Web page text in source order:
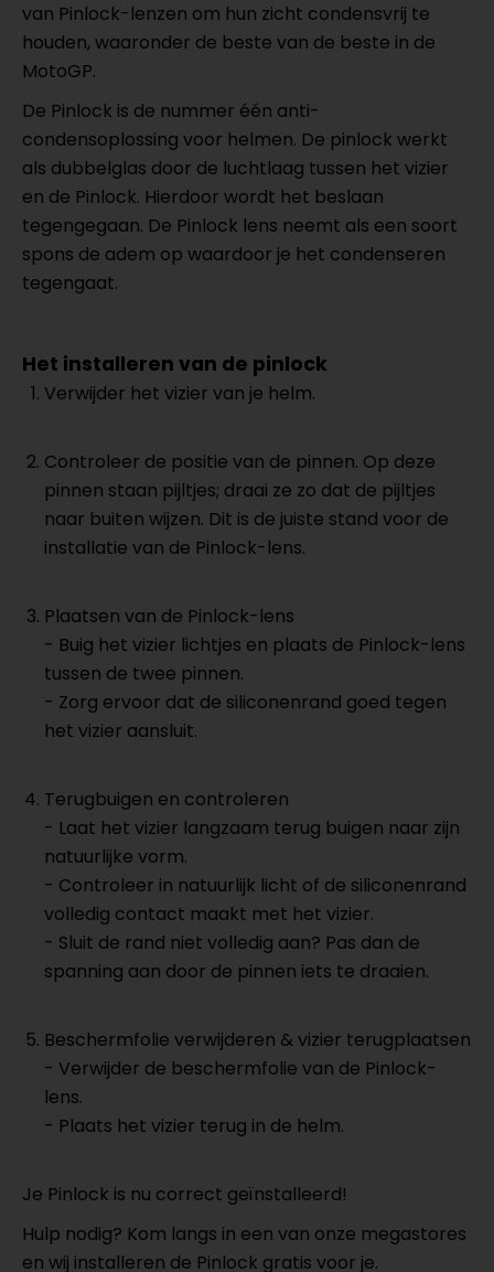
van Pinlock-lenzen om hun zicht condensvrij te
houden, waaronder de beste van de beste in de
MotoGP.
De Pinlock is de nummer één anti-
condensoplossing voor helmen. De pinlock werkt
als dubbelglas door de luchtlaag tussen het vizier
en de Pinlock. Hierdoor wordt het beslaan
tegengegaan. De Pinlock lens neemt als een soort
spons de adem op waardoor je het condenseren
tegengaat.
Het installeren van de pinlock
Verwijder het vizier van je helm.
Controleer de positie van de pinnen. Op deze
pinnen staan pijltjes; draai ze zo dat de pijltjes
naar buiten wijzen. Dit is de juiste stand voor de
installatie van de Pinlock-lens.
Plaatsen van de Pinlock-lens
- Buig het vizier lichtjes en plaats de Pinlock-lens
tussen de twee pinnen.
- Zorg ervoor dat de siliconenrand goed tegen
het vizier aansluit.
Terugbuigen en controleren
- Laat het vizier langzaam terug buigen naar zijn
natuurlijke vorm.
- Controleer in natuurlijk licht of de siliconenrand
volledig contact maakt met het vizier.
- Sluit de rand niet volledig aan? Pas dan de
spanning aan door de pinnen iets te draaien.
Beschermfolie verwijderen & vizier terugplaatsen
- Verwijder de beschermfolie van de Pinlock-
lens.
- Plaats het vizier terug in de helm.
Je Pinlock is nu correct geïnstalleerd!
Hulp nodig? Kom langs in een van onze megastores
en wij installeren de Pinlock gratis voor je.